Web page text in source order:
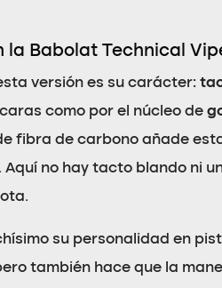
la Babolat Technical
versión es su carácter:
como por el núcleo de
fibra de carbono añade
no hay tacto blando ni
su personalidad en
también hace que la